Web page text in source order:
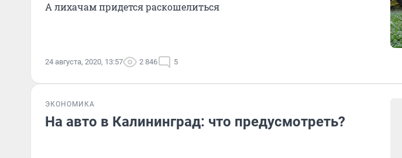
А лихачам придется раскошелиться
24 августа, 2020, 13:57 2 846 5
ЭКОНОМИКА
На авто в Калининград: что предусмотреть?